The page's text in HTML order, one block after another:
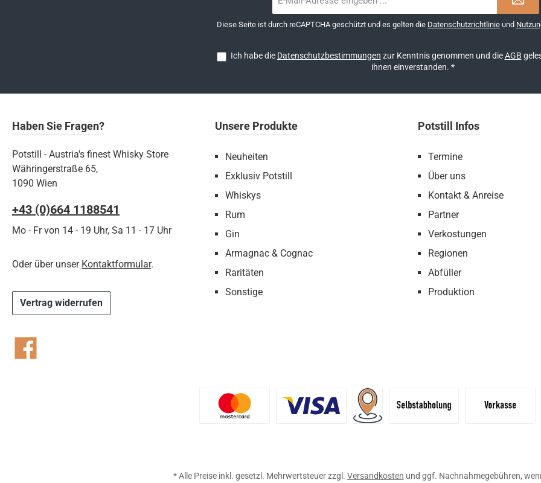
Mail-
Diese Seite ist durch reCAPTCHA geschützt und es gelten die Datenschutzrichtlinie und
Ich habe die Datenschutzbestimmungen zur Kenntnis genommen und dieAGB
ihnen einverstanden. *
Haben Sie Fragen?
Potstill - Austria's finest Whisky Store
Währingerstraße 65,
1090 Wien
+43 (0)664 1188541‬
Mo - Fr von 14 - 19 Uhr, Sa 11 - 17 Uhr
Oder über unser Kontaktformular.
Vertrag widerrufen
Facebook
Unsere Produkte
Neuheiten
Exklusiv Potstill
Whiskys
Rum
Gin
Armagnac & Cognac
Raritäten
Sonstige
Potstill Infos
Termine
Über uns
Kontakt & Anreise
Partner
Verkostungen
Regionen
Abfüller
Produktion
* Alle Preise inkl. gesetzl. Mehrwertsteuer zzgl. Versandkosten und ggf. Nachnahmegebühren,